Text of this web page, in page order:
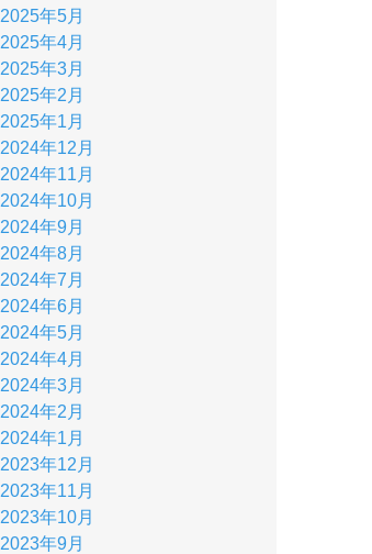
2025年5月
2025年4月
2025年3月
2025年2月
2025年1月
2024年12月
2024年11月
2024年10月
2024年9月
2024年8月
2024年7月
2024年6月
2024年5月
2024年4月
2024年3月
2024年2月
2024年1月
2023年12月
2023年11月
2023年10月
2023年9月